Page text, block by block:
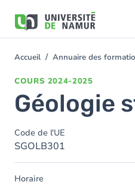
contenu
You
Accueil Annuaire des
COURS 2024-2025
Géologie
Code de l'UE
SGOLB301
Horaire